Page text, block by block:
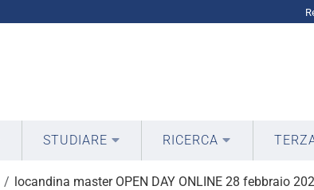
STUDIARE RICERCA
locandina master OPEN DAY ONLINE 28 febbraio